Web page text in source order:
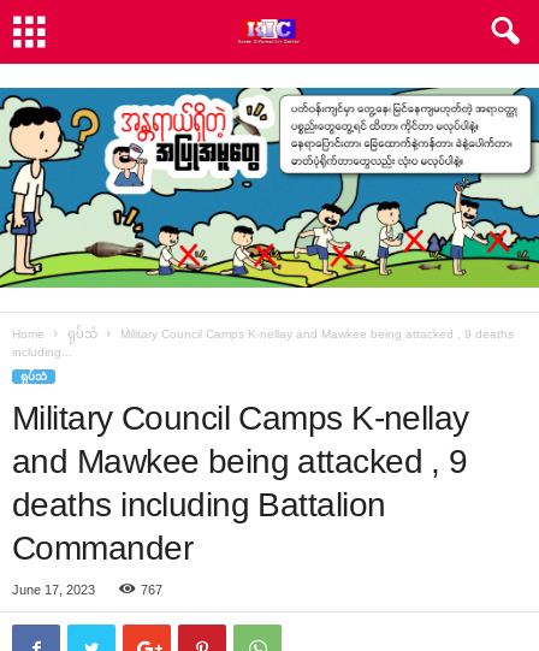
Home ရုပ်သံ
Military Council Camps K-nellay and Mawkee being attacked , 9 deaths
including...
ရုပ်သံ
Military Council Camps K-nellay
and Mawkee being attacked , 9
deaths including Battalion
Commander
June 17, 2023 767